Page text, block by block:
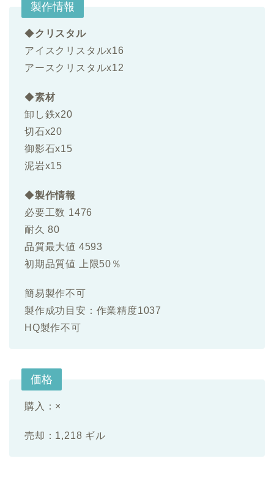
製作情報
◆クリスタル
アイスクリスタルx16
アースクリスタルx12
◆素材
卸し鉄x20
切石x20
御影石x15
泥岩x15
◆製作情報
必要工数 1476
耐久 80
品質最大値 4593
初期品質値 上限50％
簡易製作不可
製作成功目安：作業精度1037
HQ製作不可
価格
購入：×
売却：1,218 ギル